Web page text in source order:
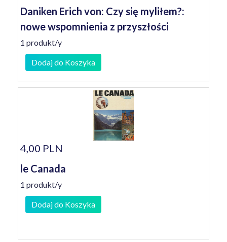
Daniken Erich von: Czy się myliłem?:
nowe wspomnienia z przyszłości
1 produkt/y
Dodaj do Koszyka
4,00 PLN
le Canada
1 produkt/y
Dodaj do Koszyka